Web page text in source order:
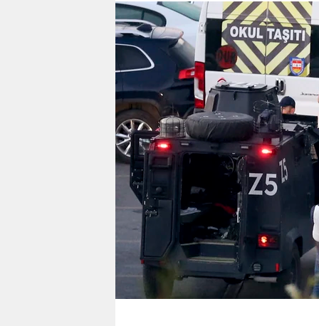
berlin
nord
wahrheit
verlag
verlag
veranstaltungen
shop
fragen & hilfe
unterstützen
abo
genossenschaft